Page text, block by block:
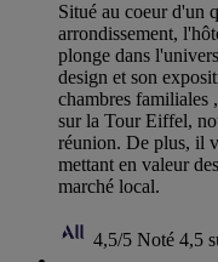
Situé au coeur d'un
arrondissement,
plonge dans
design et son
chambres familiales
sur la Tour Eiffel,
réunion. De plus, il
mettant en valeur
marché local.
4,5/5 Noté 4,5